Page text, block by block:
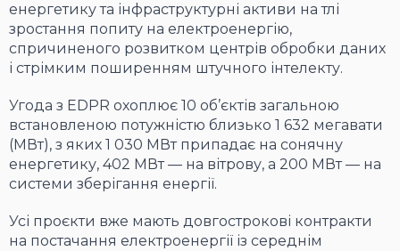
енергетику та інфраструктурні активи на тлі
зростання попиту на електроенергію,
спричиненого розвитком центрів обробки даних
і стрімким поширенням штучного інтелекту.
Угода з EDPR охоплює 10 об’єктів загальною
встановленою потужністю близько 1 632 мегавати
(МВт), з яких 1 030 МВт припадає на сонячну
енергетику, 402 МВт — на вітрову, а 200 МВт — на
системи зберігання енергії.
Усі проєкти вже мають довгострокові контракти
на постачання електроенергії із середнім